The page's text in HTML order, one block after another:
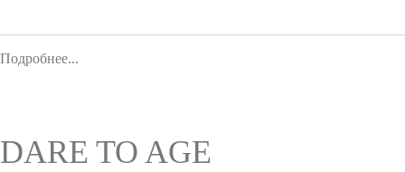
Подробнее...
DARE TO AGE